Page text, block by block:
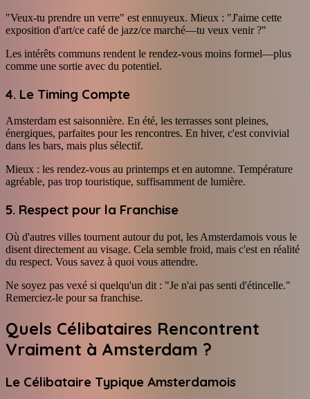
"Veux-tu prendre un verre" est ennuyeux. Mieux : "J'aime cette
exposition d'art/ce café de jazz/ce marché—tu veux venir ?"
Les intérêts communs rendent le rendez-vous moins formel—plus
comme une sortie avec du potentiel.
4. Le Timing Compte
Amsterdam est saisonnière. En été, les terrasses sont pleines,
énergiques, parfaites pour les rencontres. En hiver, c'est convivial
dans les bars, mais plus sélectif.
Mieux : les rendez-vous au printemps et en automne. Température
agréable, pas trop touristique, suffisamment de lumière.
5. Respect pour la Franchise
Où d'autres villes tournent autour du pot, les Amsterdamois vous le
disent directement au visage. Cela semble froid, mais c'est en réalité
du respect. Vous savez à quoi vous attendre.
Ne soyez pas vexé si quelqu'un dit : "Je n'ai pas senti d'étincelle."
Remerciez-le pour sa franchise.
Quels Célibataires Rencontrent
Vraiment à Amsterdam ?
Le Célibataire Typique Amsterdamois